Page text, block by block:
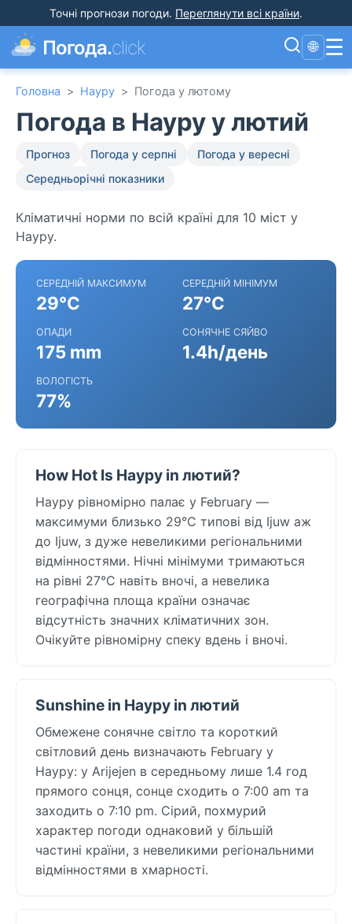
Точні прогнози погоди. Переглянути всі країни.
Погода.click 🌐 ☰
Головна > Науру > Погода у лютому
Погода в Науру у лютий
Прогноз Погода у серпні
Погода у вересні
Середньорічні показники
Кліматичні норми по всій країні для 10 міст у
Науру.
СЕРЕДНІЙ МАКСИМУМ
29°C
СЕРЕДНІЙ МІНІМУМ
27°C
ОПАДИ
175 mm
СОНЯЧНЕ СЯЙВО
1.4h/день
ВОЛОГІСТЬ
77%
How Hot Is Науру in лютий?
Науру рівномірно палає у February —
максимуми близько 29°C типові від Ijuw аж
до Ijuw, з дуже невеликими регіональними
відмінностями. Нічні мінімуми тримаються
на рівні 27°C навіть вночі, а невелика
географічна площа країни означає
відсутність значних кліматичних зон.
Очікуйте рівномірну спеку вдень і вночі.
Sunshine in Науру in лютий
Обмежене сонячне світло та короткий
світловий день визначають February у
Науру: у Arijejen в середньому лише 1.4 год
прямого сонця, сонце сходить о 7:00 am та
заходить о 7:10 pm. Сірий, похмурий
характер погоди однаковий у більшій
частині країни, з невеликими регіональними
відмінностями в хмарності.